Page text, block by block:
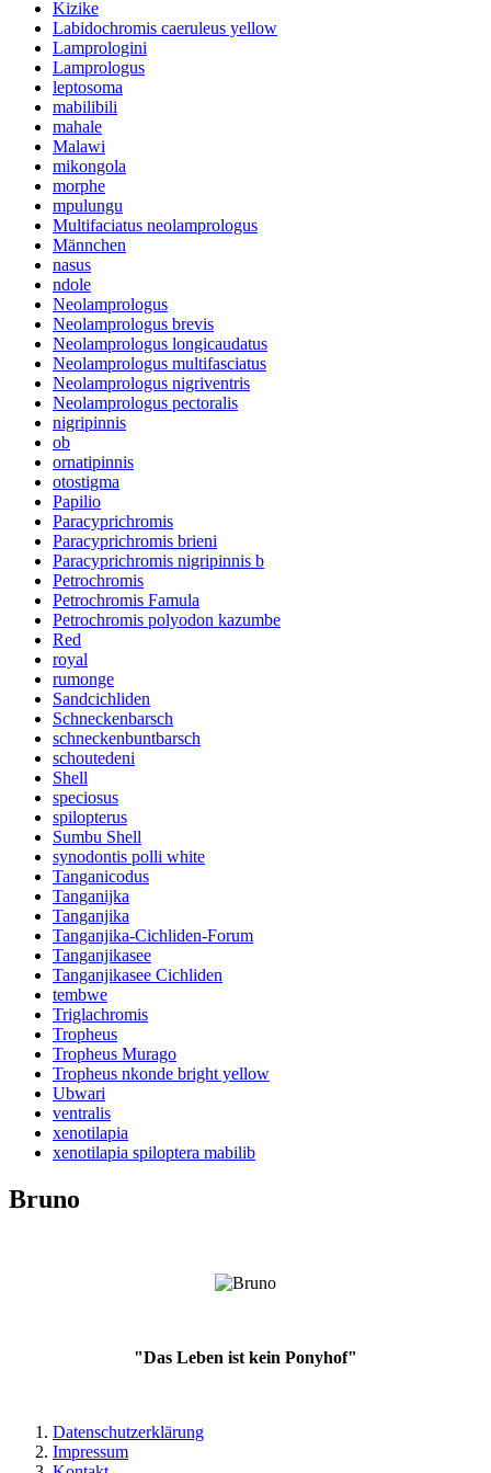
Kizike
Labidochromis caeruleus yellow
Lamprologini
Lamprologus
leptosoma
mabilibili
mahale
Malawi
mikongola
morphe
mpulungu
Multifaciatus neolamprologus
Männchen
nasus
ndole
Neolamprologus
Neolamprologus brevis
Neolamprologus longicaudatus
Neolamprologus multifasciatus
Neolamprologus nigriventris
Neolamprologus pectoralis
nigripinnis
ob
ornatipinnis
otostigma
Papilio
Paracyprichromis
Paracyprichromis brieni
Paracyprichromis nigripinnis b
Petrochromis
Petrochromis Famula
Petrochromis polyodon kazumbe
Red
royal
rumonge
Sandcichliden
Schneckenbarsch
schneckenbuntbarsch
schoutedeni
Shell
speciosus
spilopterus
Sumbu Shell
synodontis polli white
Tanganicodus
Tanganijka
Tanganjika
Tanganjika-Cichliden-Forum
Tanganjikasee
Tanganjikasee Cichliden
tembwe
Triglachromis
Tropheus
Tropheus Murago
Tropheus nkonde bright yellow
Ubwari
ventralis
xenotilapia
xenotilapia spiloptera mabilib
Bruno
"Das Leben ist kein Ponyhof"
Datenschutzerklärung
Impressum